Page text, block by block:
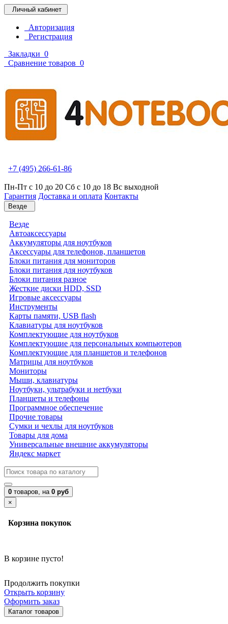
Личный кабинет
Авторизация
Регистрация
Закладки 0
Сравнение товаров 0
+7 (495) 266-61-86
Пн-Пт с 10 до 20 Сб с 10 до 18 Вс выходной
Гарантия Доставка и оплата Контакты
Везде
Везде
Автоаксессуары
Аккумуляторы для ноутбуков
Аксессуары для телефонов, планшетов
Блоки питания для мониторов
Блоки питания для ноутбуков
Блоки питания разное
Жесткие диски HDD, SSD
Игровые аксессуары
Инструменты
Карты памяти, USB flash
Клавиатуры для ноутбуков
Комплектующие для ноутбуков
Комплектующие для персональных компьютеров
Комплектующие для планшетов и телефонов
Матрицы для ноутбуков
Мониторы
Мыши, клавиатуры
Ноутбуки, ультрабуки и нетбуки
Планшеты и телефоны
Программное обеспечение
Прочие товары
Сумки и чехлы для ноутбуков
Товары для дома
Универсальные внешние аккумуляторы
Яндекс маркет
0 товаров, на 0 руб
×
Корзина покупок
В корзине пусто!
Продолжить покупки
Открыть корзину
Оформить заказ
Каталог товаров